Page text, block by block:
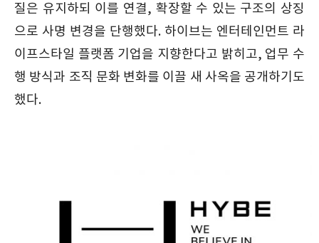
질은 유지하되 이를 연결, 확장할 수 있는 구조의 상징
으로 사명 변경을 단행했다. 하이브는 엔터테인먼트 라
이프스타일 플랫폼 기업을 지향한다고 밝히고, 업무 수
행 방식과 조직 문화 변화를 이끌 새 사옥을 공개하기도
했다.